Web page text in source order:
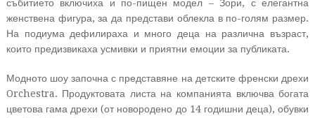
събитието включиха и по-пищен модел – Зори, с елегантна
женствена фигура, за да представи облекла в по-голям размер.
На подиума дефилираха и много деца на различна възраст,
които предизвикаха усмивки и приятни емоции за публиката.
Модното шоу започна с представяне на детските френски дрехи
Orchestra. Продуктовата листа на компанията включва богата
цветова гама дрехи (от новородено до 14 годишни деца), обувки